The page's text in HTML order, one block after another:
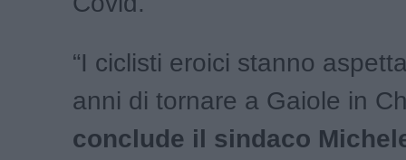
“I ciclisti eroici stanno
anni di tornare a Gaiole in
conclude il sindaco